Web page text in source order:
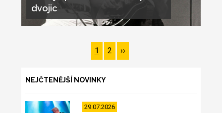
dvojic
Pagination
Page
1 Page
2
Následující
stránka
››
NEJČTENĚJŠÍ NOVINKY
29.07.2026